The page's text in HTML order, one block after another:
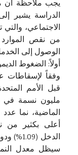
يجب ملاحظة أن
الدراسة يشير
الاجتماعي، والتي
من نقص
الوصول إلى
أولاً: الضغوط
أعلى بكثير من